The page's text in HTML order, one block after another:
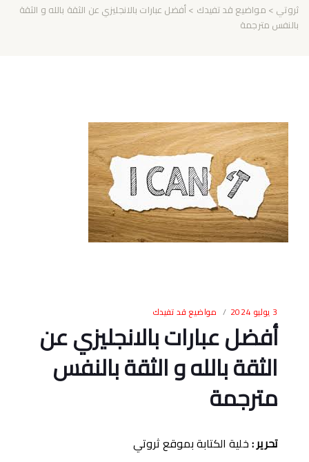
ثروتي > مواضيع قد تفيدك > أفضل عبارات بالانجليزي عن الثقة بالله و الثقة
بالنفس مترجمة
3 يوليو 2024 مواضيع قد تفيدك
أفضل عبارات بالانجليزي عن
الثقة بالله و الثقة بالنفس
مترجمة
تحرير:خلية الكتابة بموقع ثروتي